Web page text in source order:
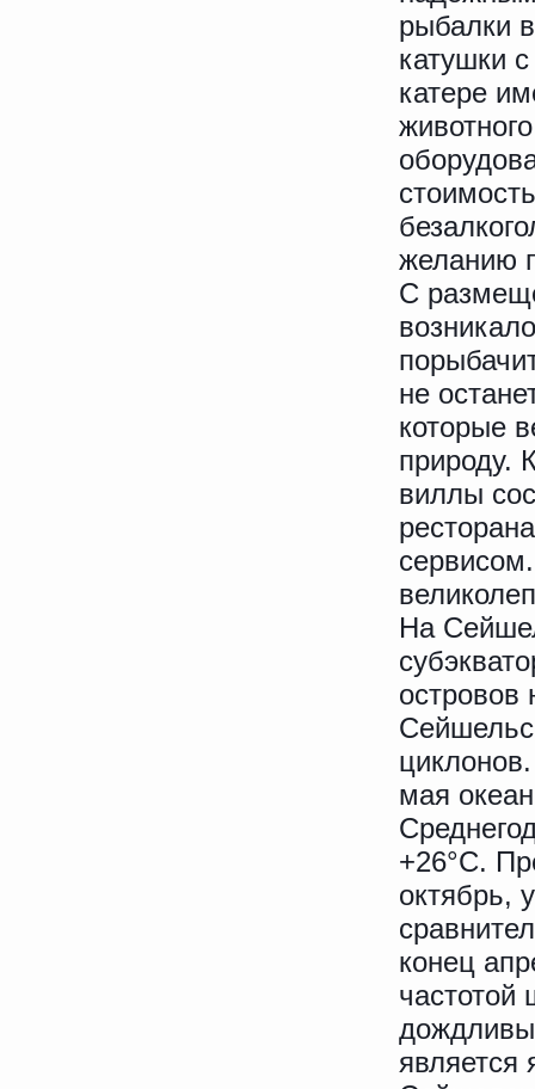
рыбалки
катушки
катере
желанию
С
не
которые
природу.
виллы
На
островов
мая
+26°C.
октябрь,
конец
является